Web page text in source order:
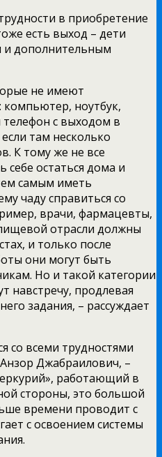
в приобретение
есть выход – дети
и дополнительным
не имеют
ноутбук,
с выходом в
там несколько
К тому же не все
себе остаться дома и
самым иметь
чаду справиться со
врачи, фармацевты,
отрасли должны
и только после
они могут быть
Но и такой категории
навстречу, продлевая
задания, – рассуждает
со всеми трудностями
Джабраилович, –
работающий в
стороны, это большой
времени проводит с
с освоением системы